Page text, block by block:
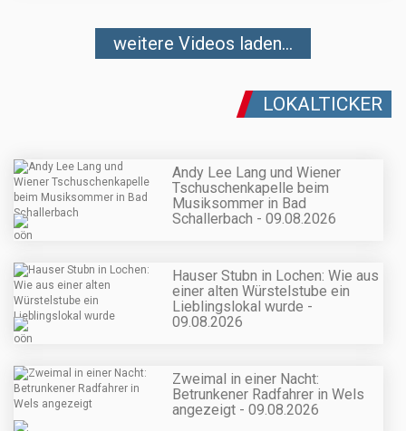
weitere Videos laden...
LOKALTICKER
Andy Lee Lang und Wiener
Tschuschenkapelle beim
Musiksommer in Bad
Schallerbach - 09.08.2026
Hauser Stubn in Lochen: Wie aus
einer alten Würstelstube ein
Lieblingslokal wurde -
09.08.2026
Zweimal in einer Nacht:
Betrunkener Radfahrer in Wels
angezeigt - 09.08.2026